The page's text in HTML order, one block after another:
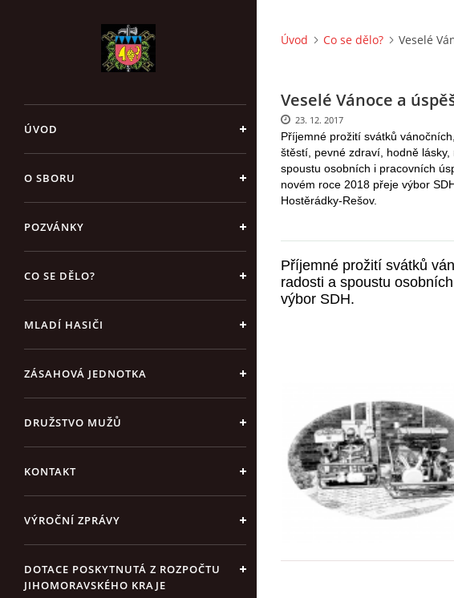
ÚVOD
O SBORU
POZVÁNKY
CO SE DĚLO?
MLADÍ HASIČI
ZÁSAHOVÁ JEDNOTKA
DRUŽSTVO MUŽŮ
KONTAKT
VÝROČNÍ ZPRÁVY
DOTACE POSKYTNUTÁ Z ROZPOČTU
JIHOMORAVSKÉHO KRAJE
Úvod Co se dělo? Veselé
Veselé Vánoce a
Příjemné prožití svátků
štěstí, pevné zdraví, hodně lásky,
spoustu osobních i pracovních
novém roce 2018 přeje výbor
Hostěrádky-Rešov.
23. 12. 2017
Příjemné prožití svátků
radosti a spoustu
výbor SDH.